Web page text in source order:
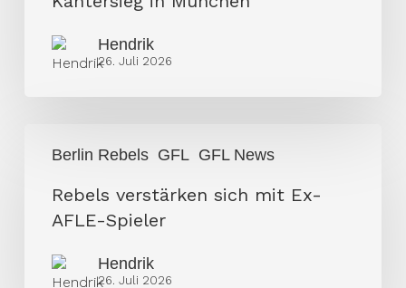
Hendrik
26. Juli 2026
Berlin Rebels GFL GFL News
verstärken
AFLE-
Rebels verstärken sich mit Ex-
AFLE-Spieler
Hendrik
26. Juli 2026